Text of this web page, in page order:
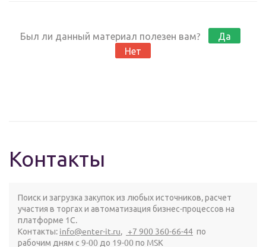
Был ли данный материал полезен вам?
Да
Нет
Контакты
Поиск и загрузка закупок из любых источников, расчет
участия в торгах и автоматизация бизнес-процессов на
платформе 1С.
Контакты: info@enter-it.ru, +7 900 360-66-44 по
рабочим дням с 9-00 до 19-00 по MSK